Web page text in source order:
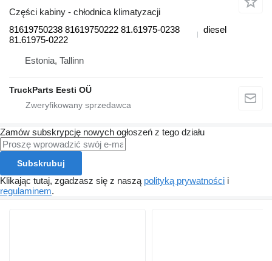
Części kabiny - chłodnica klimatyzacji
81619750238 81619750222 81.61975-0238
81.61975-0222
diesel
Estonia, Tallinn
TruckParts Eesti OÜ
Zamów subskrypcję nowych ogłoszeń z tego działu
Subskrubuj
Klikając tutaj, zgadzasz się z naszą polityką prywatności i
regulaminem.